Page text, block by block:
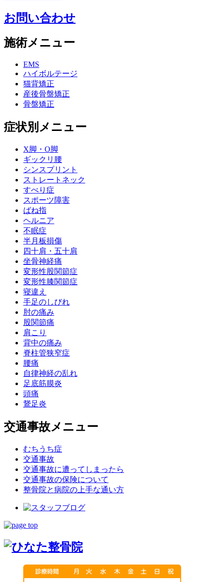
お問い合わせ
施術メニュー
EMS
ハイボルテージ
猫背矯正
産後骨盤矯正
骨盤矯正
症状別メニュー
X脚・O脚
ギックリ腰
シンスプリント
ストレートネック
すべり症
スポーツ障害
ばね指
ヘルニア
不眠症
半月板損傷
四十肩・五十肩
坐骨神経痛
変形性股関節症
変形性膝関節症
寝違え
手足のしびれ
肘の痛み
股関節痛
肩こり
背中の痛み
脊柱管狭窄症
腰痛
自律神経の乱れ
足底筋膜炎
頭痛
鵞足炎
交通事故メニュー
むちうち症
交通事故
交通事故に遭ってしまったら
交通事故の保険について
整骨院と病院の上手な通い方